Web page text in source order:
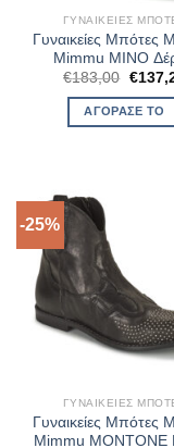
ΓΥΝΑΙΚΕΊΕΣ
Γυναικείες Μπότες
Mimmu MINO
€183,00
was:
€
ΑΓΌΡΑΣΈ ΤΟ
-25%
ΓΥΝΑΙΚΕΊΕΣ
Γυναικείες Μπότες
Mimmu MONTONE